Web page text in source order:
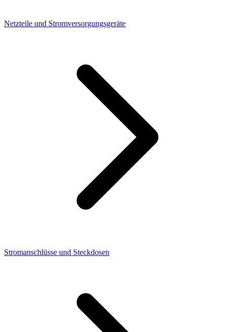
Netzteile und Stromversorgungsgeräte
Stromanschlüsse und Steckdosen